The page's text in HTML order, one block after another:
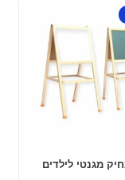
מגנטי לילדים